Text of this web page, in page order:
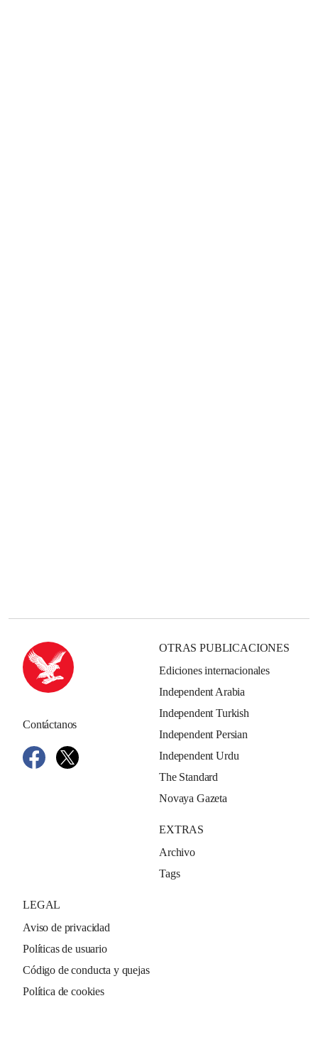
Contáctanos
OTRAS PUBLICACIONES
Ediciones internacionales
Independent Arabia
Independent Turkish
Independent Persian
Independent Urdu
The Standard
Novaya Gazeta
EXTRAS
Archivo
Tags
LEGAL
Aviso de privacidad
Políticas de usuario
Código de conducta y quejas
Política de cookies